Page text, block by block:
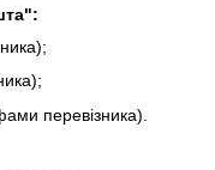
перевізника).